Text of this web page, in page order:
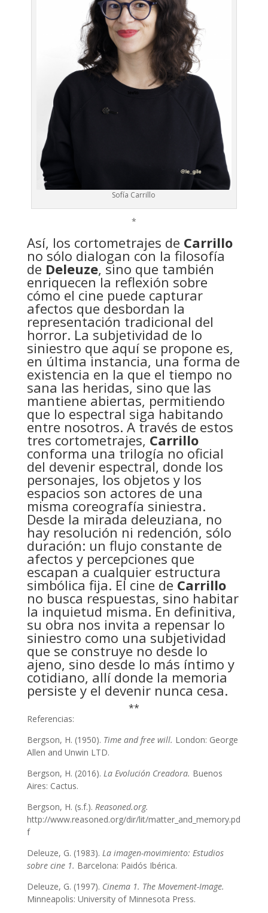
Sofía Carrillo
*
Así, los cortometrajes de Carrillo
no sólo dialogan con la filosofía
de Deleuze, sino que también
enriquecen la reflexión sobre
cómo el cine puede capturar
afectos que desbordan la
representación tradicional del
horror. La subjetividad de lo
siniestro que aquí se propone es,
en última instancia, una forma de
existencia en la que el tiempo no
sana las heridas, sino que las
mantiene abiertas, permitiendo
que lo espectral siga habitando
entre nosotros. A través de estos
tres cortometrajes, Carrillo
conforma una trilogía no oficial
del devenir espectral, donde los
personajes, los objetos y los
espacios son actores de una
misma coreografía siniestra.
Desde la mirada deleuziana, no
hay resolución ni redención, sólo
duración: un flujo constante de
afectos y percepciones que
escapan a cualquier estructura
simbólica fija. El cine de Carrillo
no busca respuestas, sino habitar
la inquietud misma. En definitiva,
su obra nos invita a repensar lo
siniestro como una subjetividad
que se construye no desde lo
ajeno, sino desde lo más íntimo y
cotidiano, allí donde la memoria
persiste y el devenir nunca cesa.
**
Referencias:
Bergson, H. (1950). Time and free will. London: George
Allen and Unwin LTD.
Bergson, H. (2016). La Evolución Creadora. Buenos
Aires: Cactus.
Bergson, H. (s.f.). Reasoned.org.
http://www.reasoned.org/dir/lit/matter_and_memory.pd
f
Deleuze, G. (1983). La imagen-movimiento: Estudios
sobre cine 1. Barcelona: Paidós Ibérica.
Deleuze, G. (1997). Cinema 1. The Movement-Image.
Minneapolis: University of Minnesota Press.